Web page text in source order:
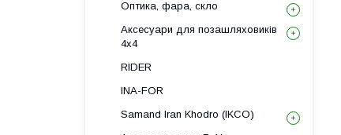
Оптика, фара, скло
Аксесуари для позашляховиків
4х4
RIDER
INA-FOR
Samand Iran Khodro (IKCO)